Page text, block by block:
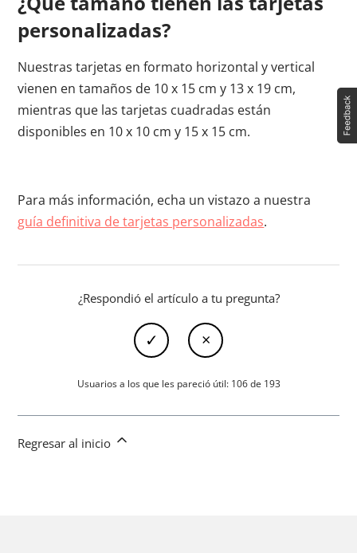
personalizadas?
Nuestras tarjetas en formato horizontal y vertical
vienen en tamaños de 10 x 15 cm y 13 x 19 cm,
mientras que las tarjetas cuadradas están
disponibles en 10 x 10 cm y 15 x 15 cm.
Para más información, echa un vistazo a nuestra
guía definitiva de tarjetas personalizadas.
¿Respondió el artículo a tu pregunta?
Usuarios a los que les pareció útil: 106 de 193
Regresar al inicio